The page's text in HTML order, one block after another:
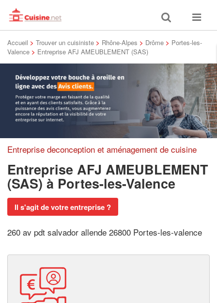
Toggle
search
Toggle
Accueil > Trouver un cuisiniste > Rhône-Alpes > Drôme > Portes-les-
Valence > Entreprise AFJ AMEUBLEMENT (SAS)
Entreprise deconception et aménagement de cuisine
Entreprise AFJ AMEUBLEMENT
(SAS)à Portes-les-Valence
Il s'agit de votre entreprise ?
260 av pdt salvador allende 26800 Portes-les-valence